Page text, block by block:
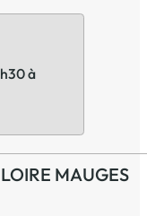
à
MAUGES